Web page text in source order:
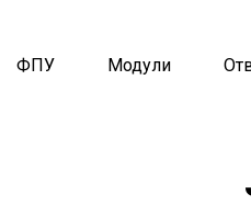
ФПУ Модули